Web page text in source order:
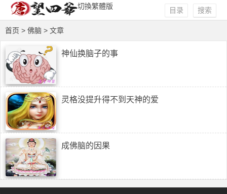
切換繁體版 搜索
目录
首页 > 佛脑 > 文章
神仙换脑子的事
灵格没提升得不到天神的爱
成佛脑的因果